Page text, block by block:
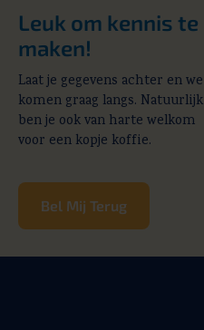
Leuk om kennis te
maken!
Laat je gegevens achter en we
komen graag langs. Natuurlijk
ben je ook van harte welkom
voor een kopje koffie.
Bel Mij Terug